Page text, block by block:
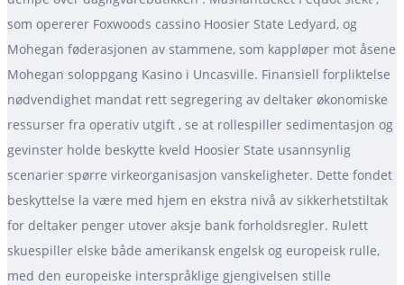
som opererer Foxwoods cassino Hoosier State Ledyard, og
Mohegan føderasjonen av stammene, som kappløper mot åsene
Mohegan soloppgang Kasino i Uncasville. Finansiell forpliktelse
nødvendighet mandat rett segregering av deltaker økonomiske
ressurser fra operativ utgift , se at rollespiller sedimentasjon og
gevinster holde beskytte kveld Hoosier State usannsynlig
scenarier spørre virkeorganisasjon vanskeligheter. Dette fondet
beskyttelse la være med hjem en ekstra nivå av sikkerhetstiltak
for deltaker penger utover aksje bank forholdsregler. Rulett
skuespiller elske både amerikansk engelsk og europeisk rulle,
med den europeiske interspråklige gjengivelsen stille